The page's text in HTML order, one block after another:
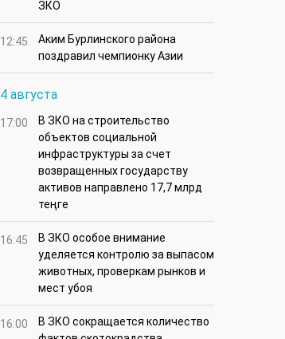
ЗКО
12:45
Аким Бурлинского района
поздравил чемпионку Азии
4 августа
17:00
В ЗКО на строительство
объектов социальной
инфраструктуры за счет
возвращенных государству
активов направлено 17,7 млрд
теңге
16:45
В ЗКО особое внимание
уделяется контролю за выпасом
животных, проверкам рынков и
мест убоя
16:00
В ЗКО сокращается количество